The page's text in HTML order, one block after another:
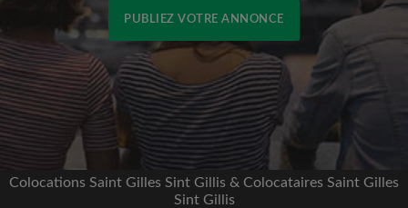
PUBLIEZ VOTRE ANNONCE
Inscrivez-vous avec Facebook
Nous ne publierons jamais sur votre page sans
votre accord
OU
Colocations Saint Gilles Sint Gillis & Colocataires Saint Gilles
Sint Gillis